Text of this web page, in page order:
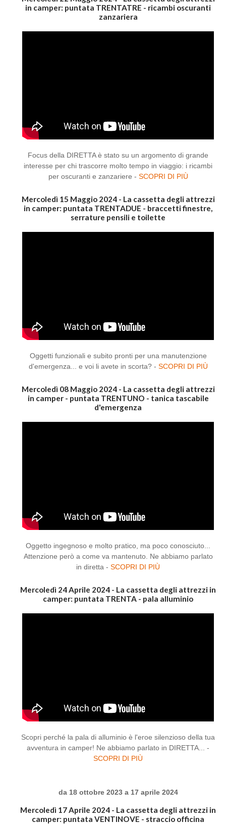
in camper: puntata TRENTATRE - ricambi oscuranti
zanzariera
Focus della DIRETTA è stato su un argomento di grande
interesse per chi trascorre molto tempo in viaggio: i ricambi
per oscuranti e zanzariere - SCOPRI DI PIÙ
Mercoledì 15 Maggio 2024 - La cassetta degli attrezzi
in camper: puntata TRENTADUE - braccetti finestre,
serrature pensili e toilette
Oggetti funzionali e subito pronti per una manutenzione
d'emergenza... e voi li avete in scorta? - SCOPRI DI PIÙ
Mercoledì 08 Maggio 2024 - La cassetta degli attrezzi
in camper - puntata TRENTUNO - tanica tascabile
d'emergenza
Oggetto ingegnoso e molto pratico, ma poco conosciuto...
Attenzione però a come va mantenuto. Ne abbiamo parlato
in diretta - SCOPRI DI PIÙ
Mercoledì 24 Aprile 2024 - La cassetta degli attrezzi in
camper: puntata TRENTA - pala alluminio
Scopri perché la pala di alluminio è l'eroe silenzioso della tua
avventura in camper! Ne abbiamo parlato in DIRETTA... -
SCOPRI DI PIÙ
da 18 ottobre 2023 a 17 aprile 2024
Mercoledì 17 Aprile 2024 - La cassetta degli attrezzi in
camper: puntata VENTINOVE - straccio officina